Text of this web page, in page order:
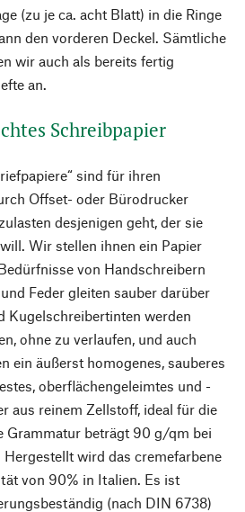
(zu je ca. acht Blatt) in die Ringe
den vorderen Deckel. Sämtliche
wir auch als bereits fertig
an.
Schreibpapier
sind für ihren
Offset- oder Büro­drucker
desjenigen geht, der sie
Wir stellen ihnen ein Papier
von Handschreibern
Feder gleiten sauber darüber
Kugelschreibertinten werden
ohne zu verlaufen, und auch
ein äußerst homogenes, sauberes
oberflächen­geleimtes und
aus reinem Zellstoff, ideal für die
Grammatur beträgt 90 g/qm bei
Hergestellt wird das cremefarbene
von 90% in Italien. Es ist
(nach DIN 6738)